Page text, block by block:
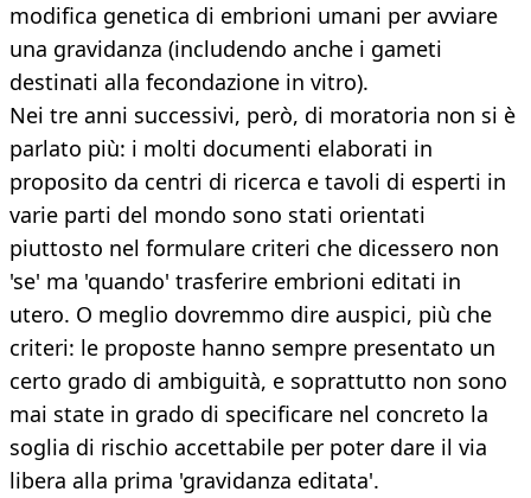
modifica genetica di embrioni umani per avviare
una gravidanza (includendo anche i gameti
destinati alla fecondazione in vitro).
Nei tre anni successivi, però, di moratoria non si è
parlato più: i molti documenti elaborati in
proposito da centri di ricerca e tavoli di esperti in
varie parti del mondo sono stati orientati
piuttosto nel formulare criteri che dicessero non
'se' ma 'quando' trasferire embrioni editati in
utero. O meglio dovremmo dire auspici, più che
criteri: le proposte hanno sempre presentato un
certo grado di ambiguità, e soprattutto non sono
mai state in grado di specificare nel concreto la
soglia di rischio accettabile per poter dare il via
libera alla prima 'gravidanza editata'.